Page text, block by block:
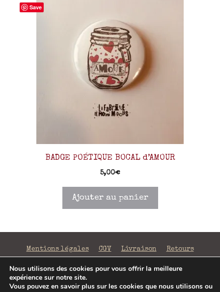
Save
BADGE POÉTIQUE BOCAL d’AMOUR
5,00€
Ajouter au panier
Mentions légales CGV Livraison Retours
Confidentialité
©2026 La Fabrique de Mots Magiques | SIRET 797 938
Nous utilisons des cookies pour vous offrir la meilleure
expérience sur notre site.
Vous pouvez en savoir plus sur les cookies que nous utilisons ou